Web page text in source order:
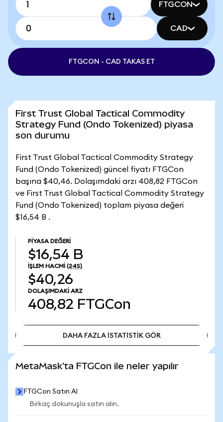
FTGCON
CAD
FTGCON - CAD TAKAS ET
First Trust Global Tactical Commodity
Strategy Fund (Ondo Tokenized) piyasa
son durumu
First Trust Global Tactical Commodity Strategy
Fund (Ondo Tokenized) güncel fiyatı FTGCon
başına $40,46. Dolaşımdaki arzı 408,82 FTGCon
ve First Trust Global Tactical Commodity Strategy
Fund (Ondo Tokenized) toplam piyasa değeri
$16,54 B .
PIYASA DEĞERI
$16,54 B
İŞLEM HACMI (24S)
$40,26
DOLAŞIMDAKI ARZ
408,82 FTGCon
DAHA FAZLA İSTATİSTİK GÖR
MetaMask'ta FTGCon ile neler yapılır
FTGCon Satın Al
Birkaç dokunuşla satın alın.